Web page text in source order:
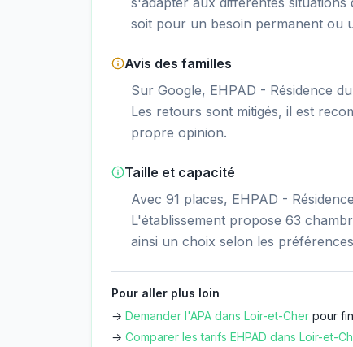
soit pour un besoin permanent ou
Avis des familles
Sur Google, EHPAD - Résidence
Les retours sont mitigés, il est
propre opinion.
Taille et capacité
Avec 91 places, EHPAD -
L'établissement propose 63
ainsi un choix selon les
Pour aller plus loin
→ Demander l'APA dans Loir-et-Cher pour
→ Comparer les tarifs EHPAD dans Loir-et-